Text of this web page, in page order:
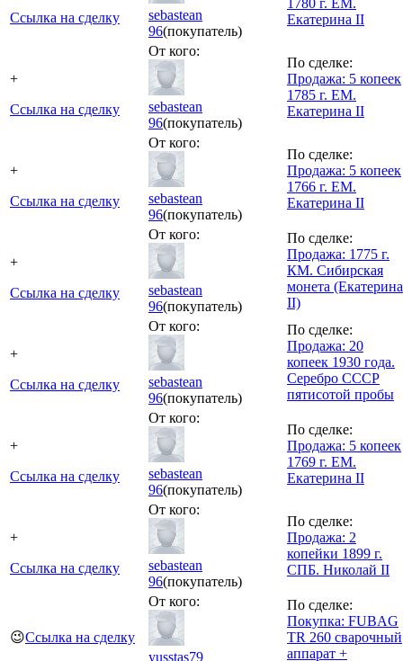
Ссылка на сделку
sebastean
96(покупатель)
Екатерина II
+
Ссылка на сделку
От кого:
sebastean
96(покупатель)
По сделке:
Продажа: 5 копеек
1785 г. ЕМ.
Екатерина II
+
Ссылка на сделку
От кого:
sebastean
96(покупатель)
По сделке:
Продажа: 5 копеек
1766 г. ЕМ.
Екатерина II
+
Ссылка на сделку
От кого:
sebastean
96(покупатель)
По сделке:
Продажа: 1775 г.
КМ. Сибирская
монета (Екатерина
II)
+
Ссылка на сделку
От кого:
sebastean
96(покупатель)
По сделке:
Продажа: 20
копеек 1930 года.
Серебро СССР
пятисотой пробы
+
Ссылка на сделку
От кого:
sebastean
96(покупатель)
По сделке:
Продажа: 5 копеек
1769 г. ЕМ.
Екатерина II
+
Ссылка на сделку
От кого:
sebastean
96(покупатель)
По сделке:
Продажа: 2
копейки 1899 г.
СПБ. Николай II
😉Ссылка на сделку
От кого:
yusstas79
По сделке:
Покупка: FUBAG
TR 260 сварочный
аппарат +